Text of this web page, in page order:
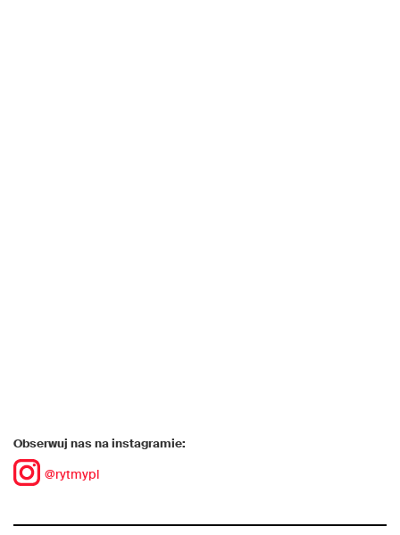
Obserwuj nas na instagramie:
@rytmypl